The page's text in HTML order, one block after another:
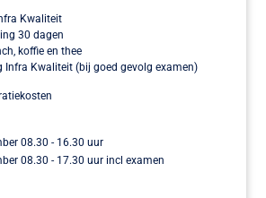
Kwaliteit
30 dagen
koffie en thee
Infra Kwaliteit (bij goed gevolg examen)
08.30 - 16.30 uur
08.30 - 17.30 uur incl examen